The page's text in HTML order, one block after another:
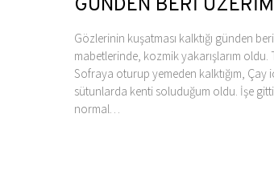
GÜNDEN BERİ
Gözlerinin kuşatması kalktığı günden
mabetlerinde, kozmik yakarışlarım
Sofraya oturup yemeden kalktığım, Çay
sütunlarda kenti soluduğum oldu. İşe
normal…